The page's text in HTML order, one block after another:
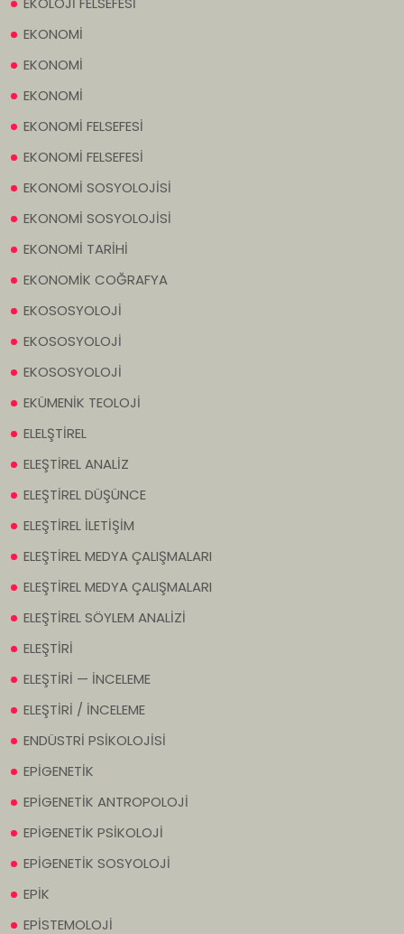
EKONOMİ
EKONOMİ
EKONOMİ
EKONOMİ FELSEFESİ
EKONOMİ FELSEFESİ
EKONOMİ SOSYOLOJİSİ
EKONOMİ SOSYOLOJİSİ
EKONOMİ TARİHİ
EKONOMİK COĞRAFYA
EKOSOSYOLOJİ
EKOSOSYOLOJİ
EKOSOSYOLOJİ
EKÜMENİK TEOLOJİ
ELELŞTİREL
ELEŞTİREL ANALİZ
ELEŞTİREL DÜŞÜNCE
ELEŞTİREL İLETİŞİM
ELEŞTİREL MEDYA ÇALIŞMALARI
ELEŞTİREL MEDYA ÇALIŞMALARI
ELEŞTİREL SÖYLEM ANALİZİ
ELEŞTİRİ
ELEŞTİRİ — İNCELEME
ELEŞTİRİ / İNCELEME
ENDÜSTRİ PSİKOLOJİSİ
EPİGENETİK
EPİGENETİK ANTROPOLOJİ
EPİGENETİK PSİKOLOJİ
EPİGENETİK SOSYOLOJİ
EPİK
EPİSTEMOLOJİ